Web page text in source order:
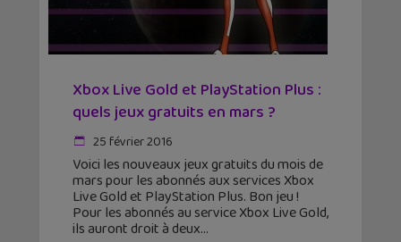
Xbox Live Gold et PlayStation Plus :
quels jeux gratuits en mars ?
25 février 2016
Voici les nouveaux jeux gratuits du mois de
mars pour les abonnés aux services Xbox
Live Gold et PlayStation Plus. Bon jeu !
Pour les abonnés au service Xbox Live Gold,
ils auront droit à deux